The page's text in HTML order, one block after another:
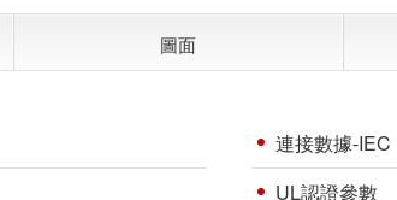
圖面
連接數據-IEC
UL認證參數